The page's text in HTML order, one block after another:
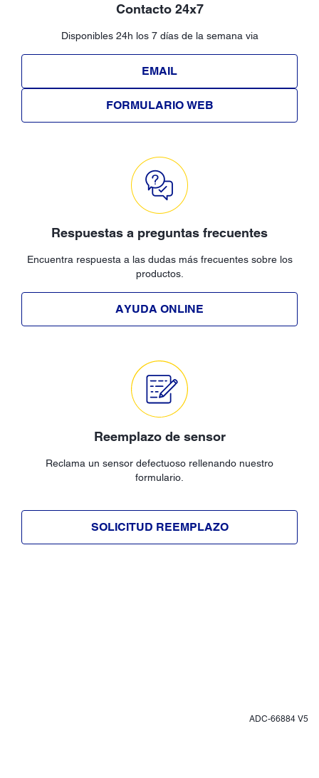
Contacto 24x7
Disponibles 24h los 7 días de la semana via
EMAIL
FORMULARIO WEB
Respuestas a preguntas frecuentes
Encuentra respuesta a las dudas más frecuentes sobre los
productos.
AYUDA ONLINE
Reemplazo de sensor
Reclama un sensor defectuoso rellenando nuestro
formulario.
SOLICITUD REEMPLAZO
ADC-66884 V5